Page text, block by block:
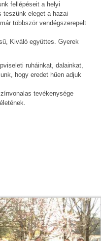
fellépéseit a helyi
teszünk eleget a hazai
többször vendégszerepelt
Kiváló együttes. Gyerek
ruháinkat, dalainkat,
hogy eredet hűen adjuk
tevékenysége